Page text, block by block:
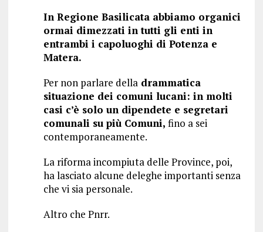
In Regione Basilicata abbiamo organici
ormai dimezzati in tutti gli enti in
entrambi i capoluoghi di Potenza e
Matera.
Per non parlare delladrammatica
situazione dei comuni lucani: in molti
casi c’è solo un dipendete e segretari
comunali su più Comuni, fino a sei
contemporaneamente.
La riforma incompiuta delle Province, poi,
ha lasciato alcune deleghe importanti senza
che vi sia personale.
Altro che Pnrr.